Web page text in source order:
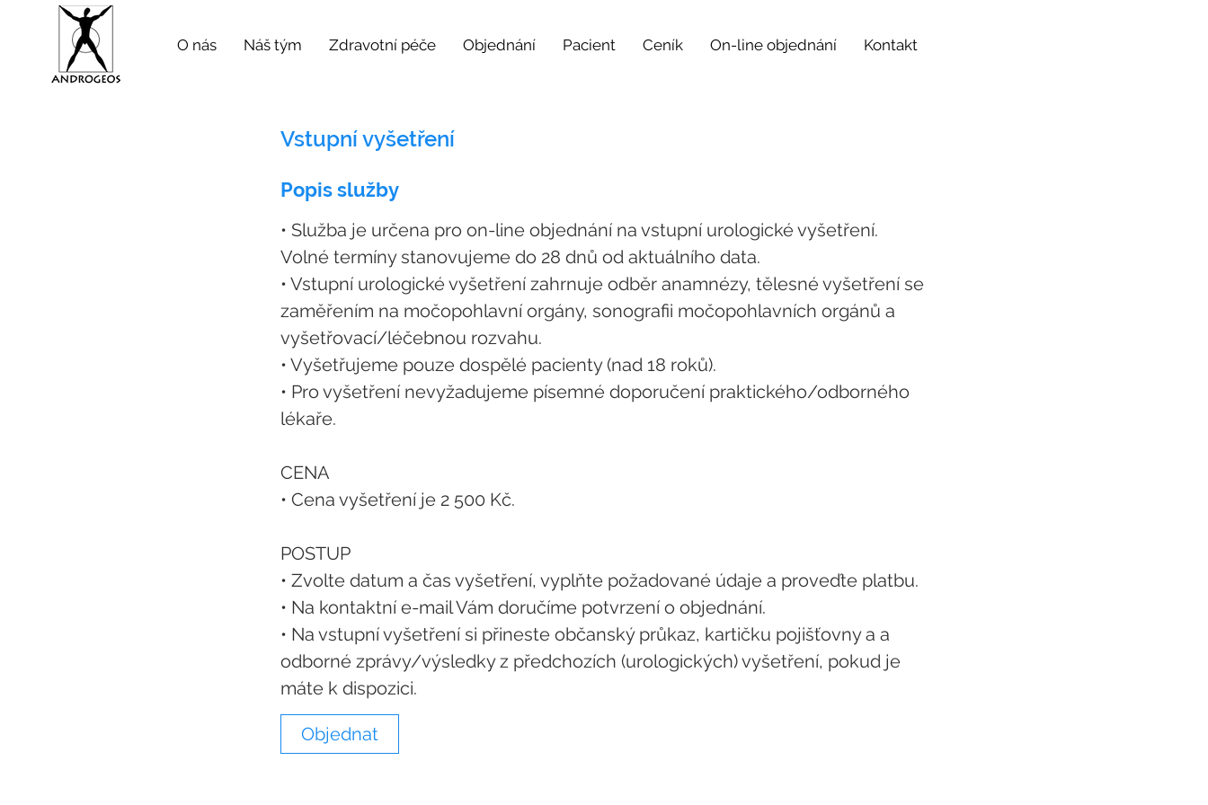
O nás Náš tým Zdravotní péče Objednání Pacient Ceník On-line objednání Kontakt
Vstupní vyšetření
Popis služby
• Služba je určena pro on-line objednání na vstupní urologické vyšetření.
Volné termíny stanovujeme do 28 dnů od aktuálního data.
• Vstupní urologické vyšetření zahrnuje odběr anamnézy, tělesné vyšetření se
zaměřením na močopohlavní orgány, sonografii močopohlavních orgánů a
vyšetřovací/léčebnou rozvahu.
• Vyšetřujeme pouze dospělé pacienty (nad 18 roků).
• Pro vyšetření nevyžadujeme písemné doporučení praktického/odborného
lékaře.
CENA
• Cena vyšetření je 2 500 Kč.
POSTUP
• Zvolte datum a čas vyšetření, vyplňte požadované údaje a proveďte platbu.
• Na kontaktní e-mail Vám doručíme potvrzení o objednání.
• ​Na vstupní vyšetření si přineste občanský průkaz, kartičku pojišťovny​ a a
odborné zprávy/výsledky z předchozích (urologických) vyšetření, pokud je
máte k dispozici.
Objednat